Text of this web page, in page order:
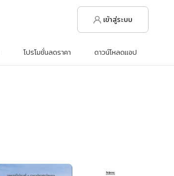
เข้าสู่ระบบ
โปรโมชั่นลดราคา ดาวน์โหลดแอป